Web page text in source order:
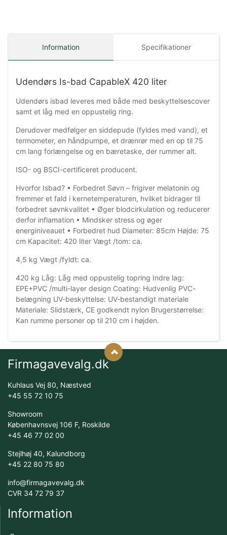
Information Specifikationer
Udendørs Is-bad CapableX 420 liter
Udendørs isbad leveres med både med beskyttelsescover
samt et låg med en oppustelig ring.
Derudover medfølger en siddepude (fyldes med vand), et
termometer, en håndpumpe, et drænrør med en op til 75
cm lang forlængelse og en bæretaske, der rummer alt.
ISO- og BSCI-certificeret producent.
Hvorfor Isbad? • Forbedret Søvn – frigiver melatonin og
fremmer et fald i kernetemperaturen, hvilket bidrager til
forbedret søvnkvalitet • Øger blodcirkulation og reducerer
derfor inflamation • Mindsker stress og øger
energiniveauet • Forbedret hud Diameter: 85cm Højde: 75
cm Kapacitet: 420 liter Vægt /tom: ca.
4,5 kg Vægt /fyldt: ca.
420 kg Låg: Låg med oppustelig topring Indre lag:
EPE+PVC /multi-layer design Coating: Hudvenlig PVC-
belægning UV-beskyttelse: UV-bestandigt materiale
Materiale: Slidstærk, CE godkendt nylon Brugerstørrelse:
Kan rumme personer op til 210 cm i højden.
Firmagavevalg.dk
Kuhlaus Vej 80, Næstved
+45 55 72 10 75
Showroom
Københavnsvej 106 F, Roskilde
+45 46 77 02 00
Stejlhøj 40, Kalundborg
+45 22 80 75 80
info@firmagavevalg.dk
CVR 34 72 79 37
Information